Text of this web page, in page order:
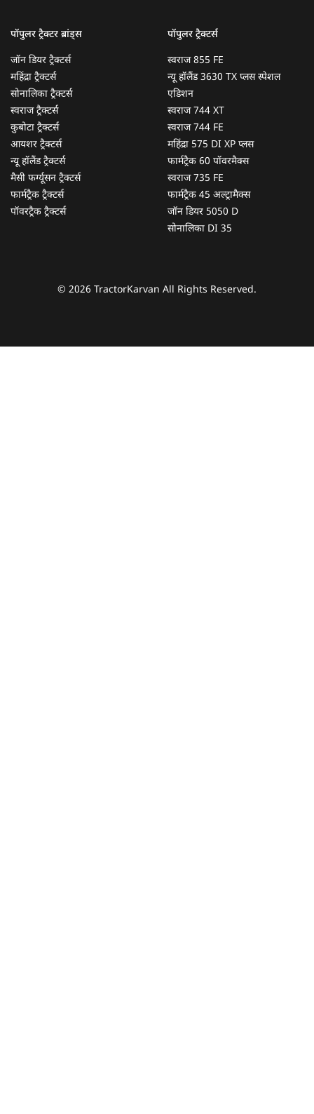
पॉपुलर ट्रैक्टर ब्रांड्स
जॉन डियर ट्रैक्टर्स
महिंद्रा ट्रैक्टर्स
सोनालिका ट्रैक्टर्स
स्वराज ट्रैक्टर्स
कुबोटा ट्रैक्टर्स
आयशर ट्रैक्टर्स
न्यू हॉलैंड ट्रैक्टर्स
मैसी फर्ग्यूसन ट्रैक्टर्स
फार्मट्रैक ट्रैक्टर्स
पॉवरट्रैक ट्रैक्टर्स
पॉपुलर ट्रैक्टर्स
स्वराज 855 FE
न्यू हॉलैंड 3630 TX प्लस स्पेशल
एडिशन
स्वराज 744 XT
स्वराज 744 FE
महिंद्रा 575 DI XP प्लस
फार्मट्रैक 60 पॉवरमैक्स
स्वराज 735 FE
फार्मट्रैक 45 अल्ट्रामैक्स
जॉन डियर 5050 D
सोनालिका DI 35
© 2026 TractorKarvan All Rights Reserved.